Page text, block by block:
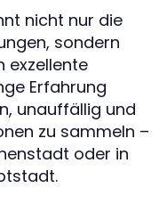
nicht nur die
sondern
exzellente
Erfahrung
unauffällig und
zu sammeln –
oder in